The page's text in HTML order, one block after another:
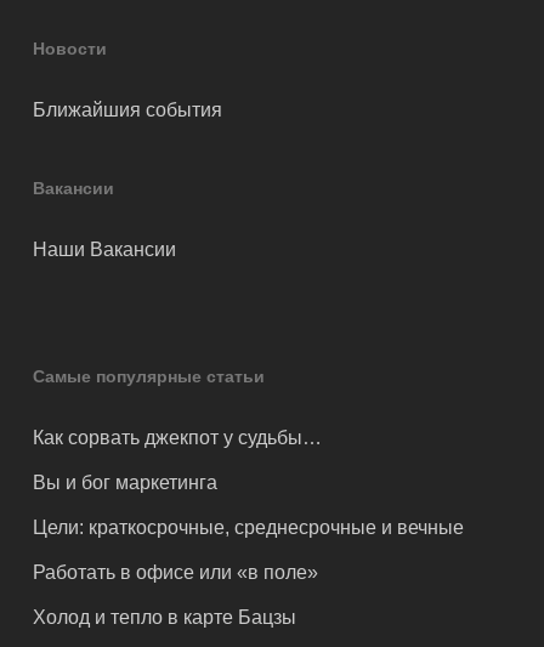
Новости
Ближайшия события
Вакансии
Наши Вакансии
Самые популярные статьи
Как сорвать джекпот у судьбы…
Вы и бог маркетинга
Цели: краткосрочные, среднесрочные и вечные
Работать в офисе или «в поле»
Холод и тепло в карте Бацзы